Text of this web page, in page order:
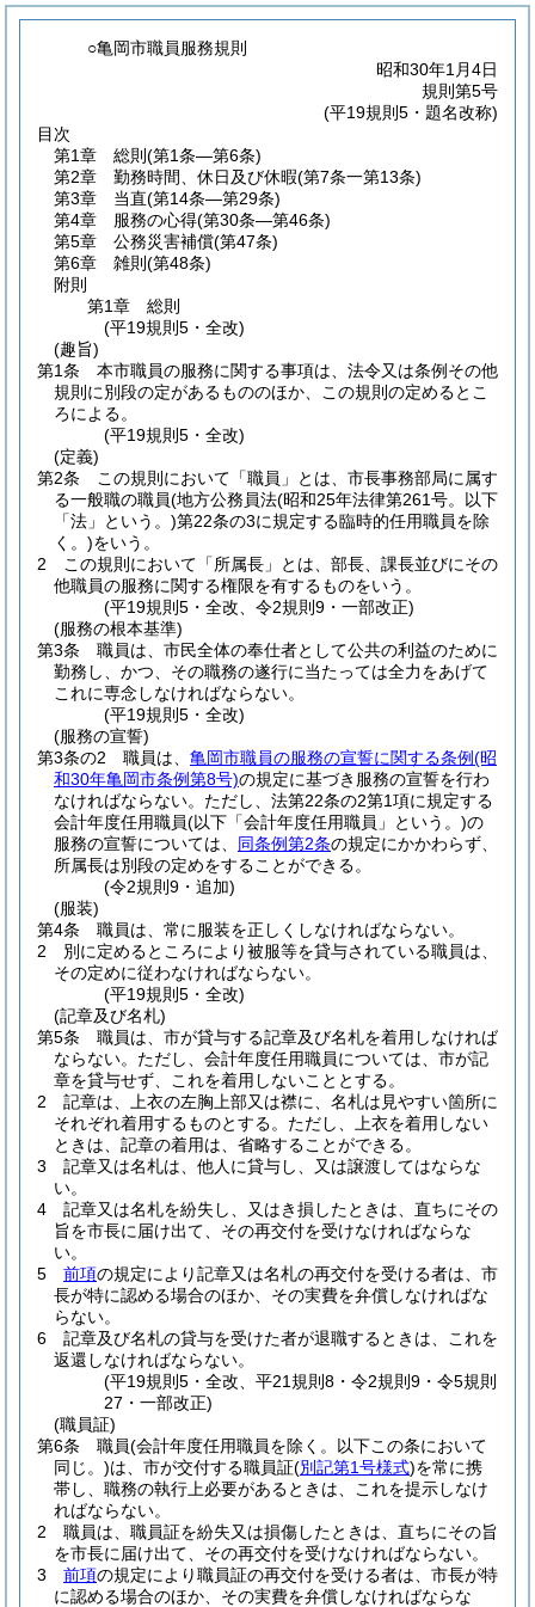
○亀岡市職員服務規則
昭和30年1月4日
規則第5号
(平19規則5・題名改称)
目次
第1章
総則 (第1条―第6条)
第2章
勤務時間、休日及び休暇(第7条一第13条)
第3章
当直(第14条―第29条)
第4章
服務の心得(第30条―第46条)
第5章
公務災害補償(第47条)
第6章
雑則 (第48条)
附則
第1章
総則
(平19規則5・全改)
(趣旨)
第1条
本市職員の服務に関する事項は、法令又は条例その他
規則に別段の定があるもののほか、この規則の定めるとこ
ろによる。
(平19規則5・全改)
(定義)
第2条
この規則において「職員」とは、市長事務部局に属す
る一般職の職員(地方公務員法(昭和25年法律第261号。以下
「法」という。)第22条の3に規定する臨時的任用職員を除
く。)をいう。
2
この規則において「所属長」とは、部長、課長並びにその
他職員の服務に関する権限を有するものをいう。
(平19規則5・全改、令2規則9・一部改正)
(服務の根本基準)
第3条
職員は、市民全体の奉仕者として公共の利益のために
勤務し、かつ、その職務の遂行に当たっては全力をあげて
これに専念しなければならない。
(平19規則5・全改)
(服務の宣誓)
第3条の2
職員は、 亀岡市職員の服務の宣誓に関する条例(昭
和30年亀岡市条例第8号)の規定に基づき服務の宣誓を行わ
なければならない。 ただし、法第22条の2第1項に規定する
会計年度任用職員(以下「会計年度任用職員」という。)の
服務の宣誓については、 同条例第2条の規定にかかわらず、
所属長は別段の定めをすることができる。
(令2規則9・追加)
(服装)
第4条
職員は、常に服装を正しくしなければならない。
2
別に定めるところにより被服等を貸与されている職員は、
その定めに従わなければならない。
(平19規則5・全改)
(記章及び名札)
第5条
職員は、市が貸与する記章及び名札を着用しなければ
ならない。 ただし、会計年度任用職員については、市が記
章を貸与せず、これを着用しないこととする。
2
記章は、上衣の左胸上部又は襟に、名札は見やすい箇所に
それぞれ着用するものとする。 ただし、上衣を着用しない
ときは、記章の着用は、省略することができる。
3
記章又は名札は、他人に貸与し、又は譲渡してはならな
い。
4
記章又は名札を紛失し、又はき損したときは、直ちにその
旨を市長に届け出て、その再交付を受けなければならな
い。
5
前項の規定により記章又は名札の再交付を受ける者は、市
長が特に認める場合のほか、その実費を弁償しなければな
らない。
6
記章及び名札の貸与を受けた者が退職するときは、これを
返還しなければならない。
(平19規則5・全改、平21規則8・令2規則9・令5規則
27・一部改正)
(職員証)
第6条
職員(会計年度任用職員を除く。以下この条において
同じ。)は、市が交付する職員証(別記第1号様式)を常に携
帯し、職務の執行上必要があるときは、これを提示しなけ
ればならない。
2
職員は、職員証を紛失又は損傷したときは、直ちにその旨
を市長に届け出て、その再交付を受けなければならない。
3
前項の規定により職員証の再交付を受ける者は、市長が特
に認める場合のほか、その実費を弁償しなければならな